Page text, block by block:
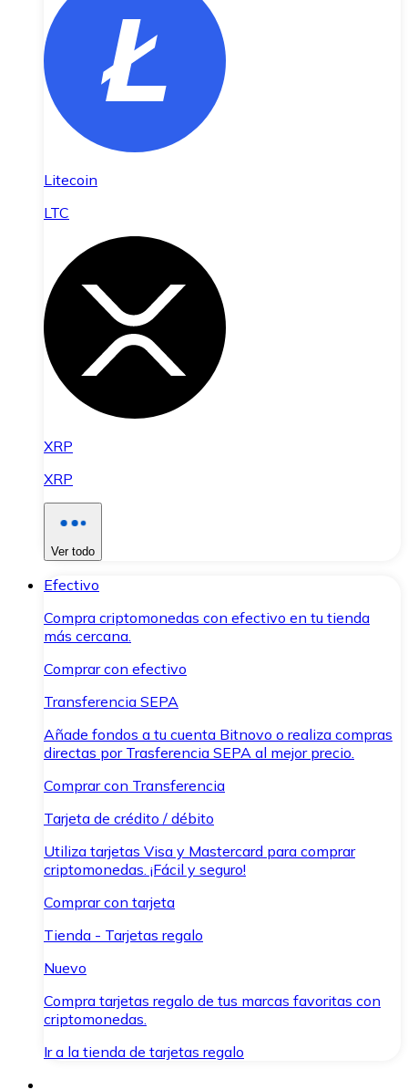
Litecoin
LTC
XRP
XRP
Ver todo
Efectivo
Compra criptomonedas con efectivo en tu tienda
más cercana.
Comprar con efectivo
Transferencia SEPA
Añade fondos a tu cuenta Bitnovo o realiza compras
directas por Trasferencia SEPA al mejor precio.
Comprar con Transferencia
Tarjeta de crédito / débito
Utiliza tarjetas Visa y Mastercard para comprar
criptomonedas. ¡Fácil y seguro!
Comprar con tarjeta
Tienda - Tarjetas regalo
Nuevo
Compra tarjetas regalo de tus marcas favoritas con
criptomonedas.
Ir a la tienda de tarjetas regalo